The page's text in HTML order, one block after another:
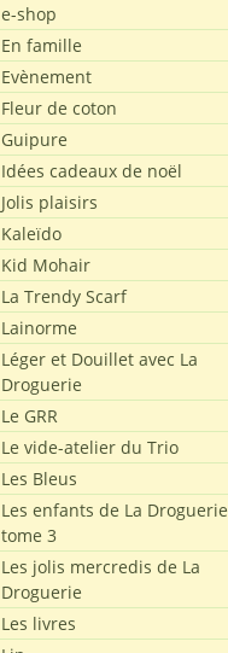
e-shop
En famille
Evènement
Fleur de coton
Guipure
Idées cadeaux de noël
Jolis plaisirs
Kaleïdo
Kid Mohair
La Trendy Scarf
Lainorme
Léger et Douillet avec La
Droguerie
Le GRR
Le vide-atelier du Trio
Les Bleus
Les enfants de La Droguerie
tome 3
Les jolis mercredis de La
Droguerie
Les livres